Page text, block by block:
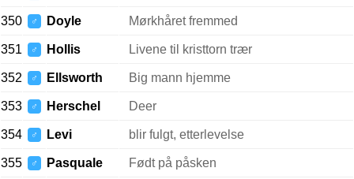
350 ♂ Doyle Mørkhåret fremmed
351 ♂ Hollis Livene til kristtorn trær
352 ♂ Ellsworth Big mann hjemme
353 ♂ Herschel Deer
354 ♂ Levi blir fulgt, etterlevelse
355 ♂ Pasquale Født på påsken